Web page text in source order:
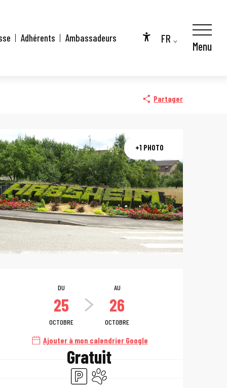
Accessibilité
FR
Adhérents Ambassadeurs
Menu
Partager
+1 PHOTO
Ouverture et
DU
25
OCTOBRE
AU
26
OCTOBRE
Ajouter à mon calendrier Google
Gratuit
ParkingAnimaux acceptés